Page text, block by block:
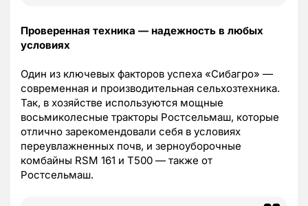
Проверенная техника — надежность в любых
условиях
Один из ключевых факторов успеха «Сибагро» —
современная и производительная сельхозтехника.
Так, в хозяйстве используются мощные
восьмиколесные тракторы Ростсельмаш, которые
отлично зарекомендовали себя в условиях
переувлажненных почв, и зерноуборочные
комбайны RSM 161 и Т500 — также от
Ростсельмаш.